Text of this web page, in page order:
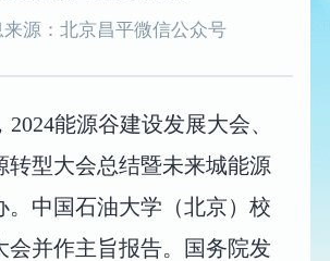
来源：北京昌平微信公众号
2024能源谷建设发展大会、
转型大会总结暨未来城能源
。中国石油大学（北京）校
会并作主旨报告。国务院发